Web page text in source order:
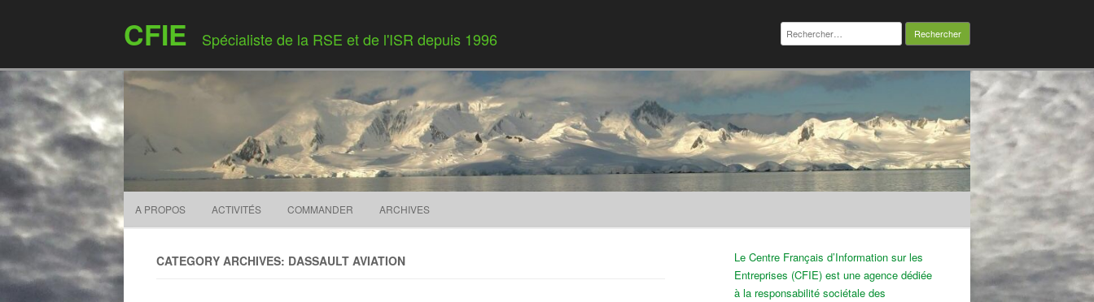
CFIE Spécialiste de la RSE et de l'ISR depuis 1996
Rechercher :
A PROPOS ACTIVITÉS COMMANDER ARCHIVES
CATEGORY ARCHIVES: DASSAULT AVIATION
Le Centre Français d’Information sur les
Entreprises (CFIE) est une agence dédiée
à la responsabilité sociétale des